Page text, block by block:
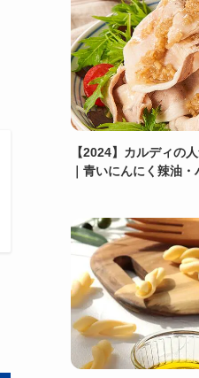
【2024】カルディの
｜青いにんにく辣油